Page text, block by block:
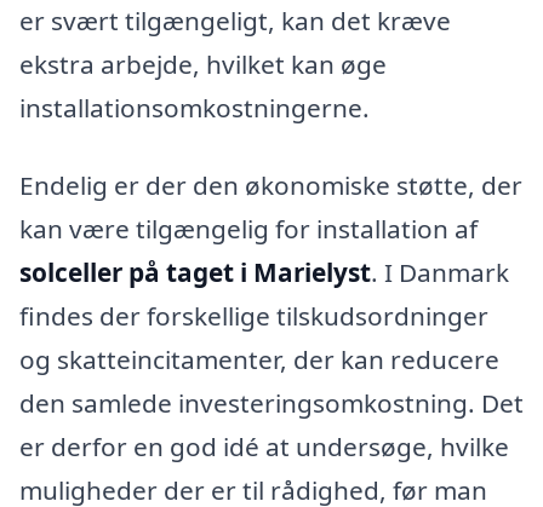
er svært tilgængeligt, kan det kræve
ekstra arbejde, hvilket kan øge
installationsomkostningerne.
Endelig er der den økonomiske støtte, der
kan være tilgængelig for installation af
solceller på taget i Marielyst. I Danmark
findes der forskellige tilskudsordninger
og skatteincitamenter, der kan reducere
den samlede investeringsomkostning. Det
er derfor en god idé at undersøge, hvilke
muligheder der er til rådighed, før man